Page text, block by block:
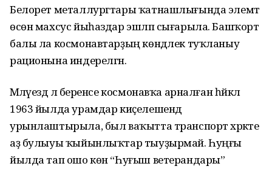
Белорет металлургтары ҡатнашлығында элемтә
өсөн махсус йыһаздар эшләп сығарыла. Башҡорт
балы ла космонавтарҙың көндәлек туҡланыу
рационына индерелгән.
Мәләүездә лә беренсе космонавҡа арналған һәйкәл
1963 йылда урамдар киҫелешендә
урынлаштырыла, был ваҡытта транспорт хәрәкәте
аҙ булыуы ҡыйынлыҡтар тыуҙырмай. Һуңғы
йылда тап ошо көн “Һуғыш ветерандары”